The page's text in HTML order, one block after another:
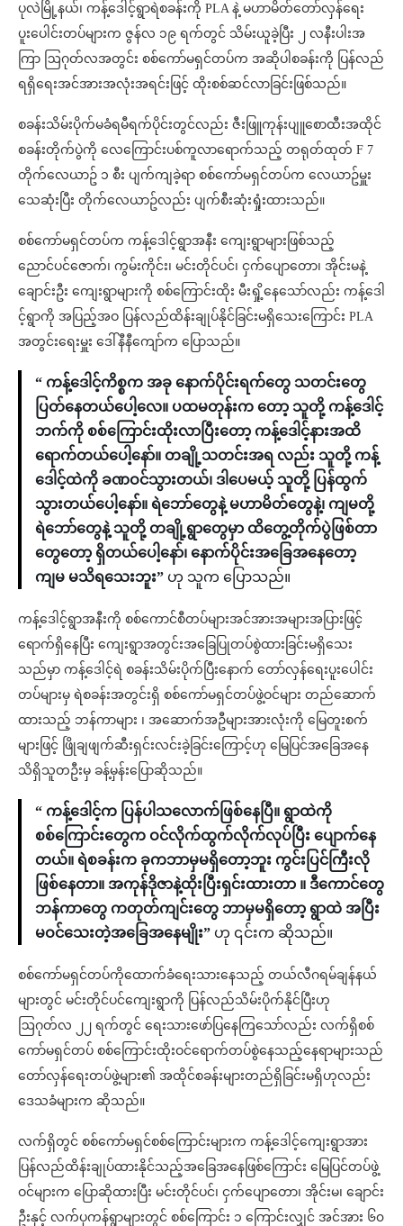
ပုလဲမြို့နယ်၊ ကန့်ဒေါင့်ရွာရဲစခန်းကို PLA နဲ့ မဟာမိတ်တော်လှန်ရေး
ပူးပေါင်းတပ်များက ဇွန်လ ၁၉ ရက်တွင် သိမ်းယူခဲ့ပြီး ၂ လနီးပါးအ
ကြာ ဩဂုတ်လအတွင်း စစ်ကော်မရှင်တပ်က အဆိုပါစခန်းကို ပြန်လည်
ရရှိရေးအင်အားအလုံးအရင်းဖြင့် ထိုးစစ်ဆင်လာခြင်းဖြစ်သည်။
စခန်းသိမ်းပိုက်မခံရမီရက်ပိုင်းတွင်လည်း ဇီးဖြူကုန်းပျူစောထီးအထိုင်
စခန်းတိုက်ပွဲကို လေကြောင်းပစ်ကူလာရောက်သည့် တရုတ်ထုတ် F 7
တိုက်လေယာဥ် ၁ စီး ပျက်ကျခဲ့ရာ စစ်ကော်မရှင်တပ်က လေယာဥ်မှူး
သေဆုံးပြီး တိုက်လေယာဥ်လည်း ပျက်စီးဆုံးရှုံးထားသည်။
စစ်ကော်မရှင်တပ်က ကန့်ဒေါင့်ရွာအနီး ကျေးရွာများဖြစ်သည့်
ညောင်ပင်ဇောက်၊ ကွမ်းကိုင်း၊ မင်းတိုင်ပင်၊ ငှက်ပျောတော၊ အိုင်းမနဲ့
ချောင်းဦး ကျေးရွာများကို စစ်ကြောင်းထိုး မီးရှို့နေသော်လည်း ကန့်ဒေါ
င့်ရွာကို အပြည့်အဝ ပြန်လည်ထိန်းချုပ်နိုင်ခြင်းမရှိသေးကြောင်း PLA
အတွင်းရေးမှူး ဒေါ်နီနီကျော်က ပြောသည်။
“ ကန့်ဒေါင့်ကိစ္စက အခု နောက်ပိုင်းရက်တွေ သတင်းတွေ
ပြတ်နေတယ်ပေါ့လေ။ ပထမတုန်းက တော့ သူတို့ ကန့်ဒေါင့်
ဘက်ကို စစ်ကြောင်းထိုးလာပြီးတော့ ကန့်ဒေါင့်နားအထိ
ရောက်တယ်ပေါ့နော်။ တချို့သတင်းအရ လည်း သူတို့ ကန့်
ဒေါင့်ထဲကို ခဏဝင်သွားတယ်၊ ဒါပေမယ့် သူတို့ ပြန်ထွက်
သွားတယ်ပေါ့နော်။ ရဲဘော်တွေနဲ့ မဟာမိတ်တွေနဲ့၊ ကျမတို့
ရဲဘော်တွေနဲ့ သူတို့ တချို့ရွာတွေမှာ ထိတွေ့တိုက်ပွဲဖြစ်တာ
တွေတော့ ရှိတယ်ပေါ့နော်၊ နောက်ပိုင်းအခြေအနေတော့
ကျမ မသိရသေးဘူး” ဟု သူက ပြောသည်။
ကန့်ဒေါင့်ရွာအနီးကို စစ်ကောင်စီတပ်များအင်အားအများအပြားဖြင့်
ရောက်ရှိနေပြီး ကျေးရွာအတွင်းအခြေပြုတပ်စွဲထားခြင်းမရှိသေး
သည်မှာ ကန့်ဒေါင့်ရဲ စခန်းသိမ်းပိုက်ပြီးနောက် တော်လှန်ရေးပူးပေါင်း
တပ်များမှ ရဲစခန်းအတွင်းရှိ စစ်ကော်မရှင်တပ်ဖွဲ့ဝင်များ တည်ဆောက်
ထားသည့် ဘန်ကာများ ၊ အဆောက်အဦများအားလုံးကို မြေတူးစက်
များဖြင့် ဖြိုချဖျက်ဆီးရှင်းလင်းခဲ့ခြင်းကြောင့်ဟု မြေပြင်အခြေအနေ
သိရှိသူတဦးမှ ခန့်မှန်းပြောဆိုသည်။
“ ကန့်ဒေါင့်က ပြန်ပါသလောက်ဖြစ်နေပြီ။ ရွာထဲကို
စစ်ကြောင်းတွေက ဝင်လိုက်ထွက်လိုက်လုပ်ပြီး ပျောက်နေ
တယ်။ ရဲစခန်းက ခုကဘာမှမရှိတော့ဘူး ကွင်းပြင်ကြီးလို
ဖြစ်နေတာ။ အကုန်ဒိုဇာနဲ့ထိုးပြီးရှင်းထားတာ ။ ဒီကောင်တွေ
ဘန်ကာတွေ ကတုတ်ကျင်းတွေ ဘာမှမရှိတော့ ရွာထဲ အပြီး
မဝင်သေးတဲ့အခြေအနေမျိုး” ဟု ၎င်းက ဆိုသည်။
စစ်ကော်မရှင်တပ်ကိုထောက်ခံရေးသားနေသည့် တယ်လီဂရမ်ချန်နယ်
များတွင် မင်းတိုင်ပင်ကျေးရွာကို ပြန်လည်သိမ်းပိုက်နိုင်ပြီးဟု
ဩဂုတ်လ ၂၂ ရက်တွင် ရေးသားဖော်ပြနေကြသော်လည်း လက်ရှိစစ်
ကော်မရှင်တပ် စစ်ကြောင်းထိုးဝင်ရောက်တပ်စွဲနေသည့်နေရာများသည်
တော်လှန်ရေးတပ်ဖွဲ့များ၏ အထိုင်စခန်းများတည်ရှိခြင်းမရှိဟုလည်း
ဒေသခံများက ဆိုသည်။
လက်ရှိတွင် စစ်ကော်မရှင်စစ်ကြောင်းများက ကန့်ဒေါင့်ကျေးရွာအား
ပြန်လည်ထိန်းချုပ်ထားနိုင်သည့်အခြေအနေဖြစ်ကြောင်း မြေပြင်တပ်ဖွဲ့
ဝင်များက ပြောဆိုထားပြီး မင်းတိုင်ပင်၊ ငှက်ပျောတော၊ အိုင်းမ၊ ချောင်း
ဦးနှင့် လက်ပုကန်ရွာများတွင် စစ်ကြောင်း ၁ ကြောင်းလျှင် အင်အား ၆၀